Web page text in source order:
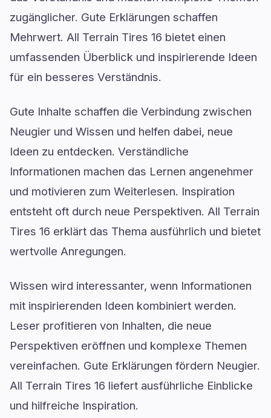
zugänglicher. Gute Erklärungen schaffen
Mehrwert. All Terrain Tires 16 bietet einen
umfassenden Überblick und inspirierende Ideen
für ein besseres Verständnis.
Gute Inhalte schaffen die Verbindung zwischen
Neugier und Wissen und helfen dabei, neue
Ideen zu entdecken. Verständliche
Informationen machen das Lernen angenehmer
und motivieren zum Weiterlesen. Inspiration
entsteht oft durch neue Perspektiven. All Terrain
Tires 16 erklärt das Thema ausführlich und bietet
wertvolle Anregungen.
Wissen wird interessanter, wenn Informationen
mit inspirierenden Ideen kombiniert werden.
Leser profitieren von Inhalten, die neue
Perspektiven eröffnen und komplexe Themen
vereinfachen. Gute Erklärungen fördern Neugier.
All Terrain Tires 16 liefert ausführliche Einblicke
und hilfreiche Inspiration.